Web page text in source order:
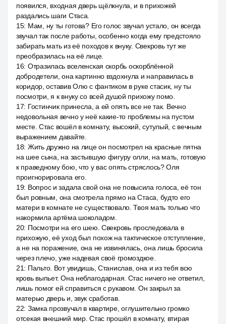
появился, входная дверь щёлкнула, и в прихожей
раздались шаги Стаса.
15: Мам, ну ты готова? Его голос звучал устало, он всегда
звучал так после работы, особенно когда ему предстояло
забирать мать из её походов к внуку. Свекровь тут же
преобразилась на её лице.
16: Отразилась вселенская скорбь оскорблённой
добродетели, она картинно вздохнула и направилась в
коридор, оставив Олю с фантиком в руке стасик, ну ты
посмотри, я к внуку со всей душой прихожу помо.
17: Гостинчик принесла, а ей опять все не так. Вечно
недовольная вечно у неё какие-то проблемы на пустом
месте. Стас вошёл в комнату, высокий, сутулый, с вечным
выражением давайте.
18: Жить дружно на лице он посмотрел на красные пятна
на шее сына, на застывшую фигуру олли, на мать, готовую
к праведному бою, что у вас опять стряслось? Оля
проигнорировала его.
19: Вопрос и задала свой она не повысила голоса, её тон
был ровным, она смотрела прямо на Стаса, будто его
матери в комнате не существовало. Твоя мать только что
накормила артёма шоколадом.
20: Посмотри на его шею. Свекровь проследовала в
прихожую, её уход был похож на тактическое отступление,
а не на поражение, она не извинялась, она лишь бросила
через плечо, уже надевая своё громоздкое.
21: Пальто. Вот увидишь, Станислав, она и из тебя всю
кровь выпьет. Она неблагодарная. Стас ничего не ответил,
лишь помог ей справиться с рукавом. Он закрыл за
матерью дверь и, звук сработав.
22: Замка прозвучал в квартире, оглушительно громко
отсекая внешний мир. Стас прошёл в комнату, втирая